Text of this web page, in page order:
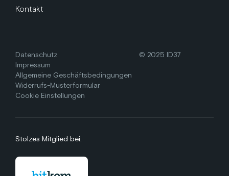
Kontakt
Datenschutz
Impressum
Allgemeine Geschäftsbedingungen
Widerrufs-Musterformular
Cookie Einstellungen
© 2025 ID37
Stolzes Mitglied bei: